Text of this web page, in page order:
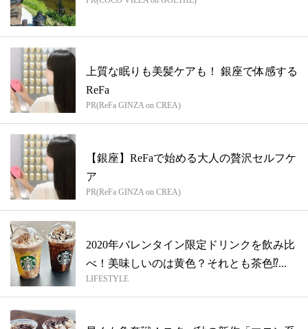
上質な眠りも美髪ケアも！ 銀座で体感する
ReFa
PR(ReFa GINZA on CREA)
【銀座】ReFaで始める大人の贅沢セルフケ
ア
PR(ReFa GINZA on CREA)
2020年バレンタイン限定ドリンクを飲み比
べ！美味しいのは黄色？それとも茶色⁉︎...
LIFESTYLE